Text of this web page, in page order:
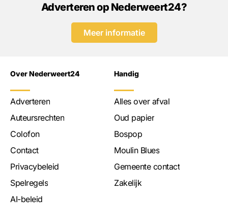
Adverteren op Nederweert24?
Meer informatie
Over Nederweert24
Adverteren
Auteursrechten
Colofon
Contact
Privacybeleid
Spelregels
AI-beleid
Handig
Alles over afval
Oud papier
Bospop
Moulin Blues
Gemeente contact
Zakelijk